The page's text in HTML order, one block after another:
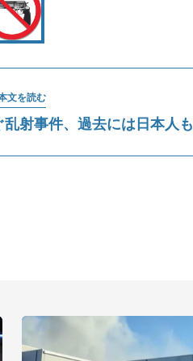
文を読む
射事件、過去には日本人